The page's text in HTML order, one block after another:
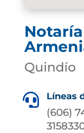
Quindío
 Líneas
(606)